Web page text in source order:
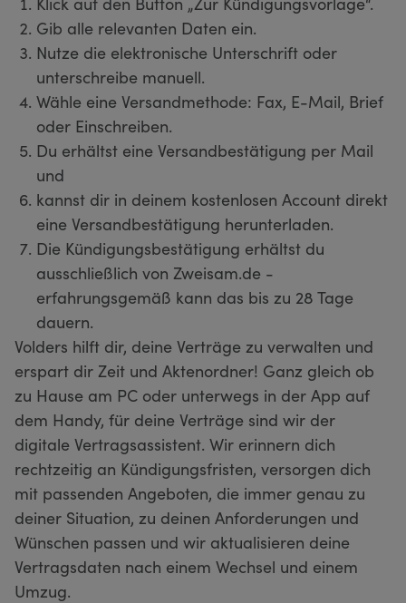
Gib alle relevanten Daten ein.
Nutze die elektronische Unterschrift oder
unterschreibe manuell.
Wähle eine Versandmethode: Fax, E-Mail, Brief
oder Einschreiben.
Du erhältst eine Versandbestätigung per Mail
und
kannst dir in deinem kostenlosen Account direkt
eine Versandbestätigung herunterladen.
Die Kündigungsbestätigung erhältst du
ausschließlich von Zweisam.de -
erfahrungsgemäß kann das bis zu 28 Tage
dauern.
Volders hilft dir, deine Verträge zu verwalten und
erspart dir Zeit und Aktenordner! Ganz gleich ob
zu Hause am PC oder unterwegs in der App auf
dem Handy, für deine Verträge sind wir der
digitale Vertragsassistent. Wir erinnern dich
rechtzeitig an Kündigungsfristen, versorgen dich
mit passenden Angeboten, die immer genau zu
deiner Situation, zu deinen Anforderungen und
Wünschen passen und wir aktualisieren deine
Vertragsdaten nach einem Wechsel und einem
Umzug.